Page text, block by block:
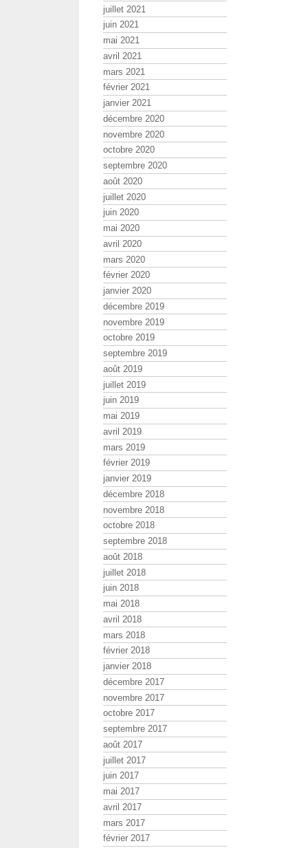
juillet 2021
juin 2021
mai 2021
avril 2021
mars 2021
février 2021
janvier 2021
décembre 2020
novembre 2020
octobre 2020
septembre 2020
août 2020
juillet 2020
juin 2020
mai 2020
avril 2020
mars 2020
février 2020
janvier 2020
décembre 2019
novembre 2019
octobre 2019
septembre 2019
août 2019
juillet 2019
juin 2019
mai 2019
avril 2019
mars 2019
février 2019
janvier 2019
décembre 2018
novembre 2018
octobre 2018
septembre 2018
août 2018
juillet 2018
juin 2018
mai 2018
avril 2018
mars 2018
février 2018
janvier 2018
décembre 2017
novembre 2017
octobre 2017
septembre 2017
août 2017
juillet 2017
juin 2017
mai 2017
avril 2017
mars 2017
février 2017